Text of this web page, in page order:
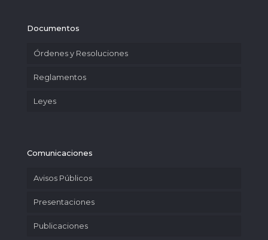
Documentos
Órdenes y Resoluciones
Reglamentos
Leyes
Comunicaciones
Avisos Públicos
Presentaciones
Publicaciones